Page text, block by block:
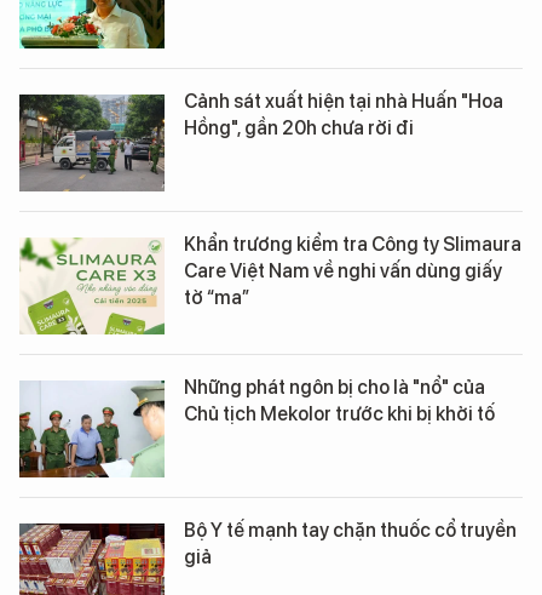
Cảnh sát xuất hiện tại nhà Huấn "Hoa
Hồng", gần 20h chưa rời đi
Khẩn trương kiểm tra Công ty Slimaura
Care Việt Nam về nghi vấn dùng giấy
tờ “ma”
Những phát ngôn bị cho là "nổ" của
Chủ tịch Mekolor trước khi bị khởi tố
Bộ Y tế mạnh tay chặn thuốc cổ truyền
giả